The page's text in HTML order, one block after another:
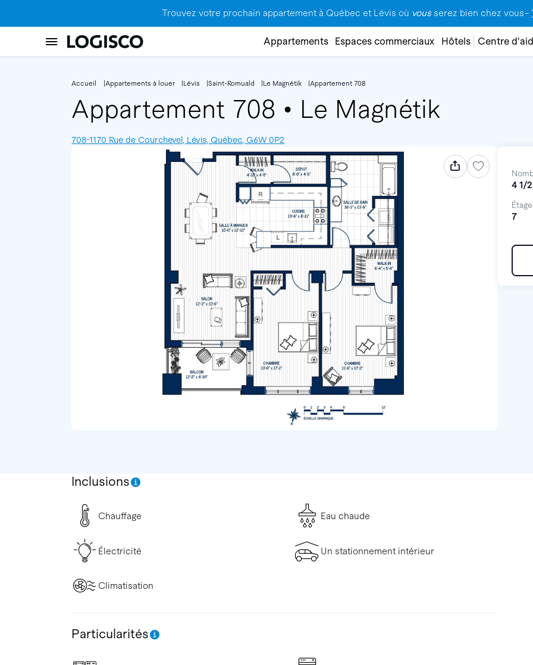
Trouvez votre prochain appartement à Québec et Lévis où vous serez bien chez vous–
Appartements Espaces commerciaux Hôtels Centre
Accueil Appartements à louer Lévis Saint-Romuald Le Magnétik Appartement 708
Appartement 708 • Le Magnétik
708-1170 Rue de Courchevel, Lévis, Québec, G6W 0P2
Inclusions
Chauffage Eau chaude
Électricité Un stationnement intérieur
Climatisation
Particularités
4 1/2
Étage
7